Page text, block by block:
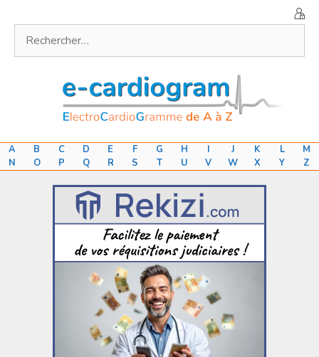
contenu
A B C D E F G H I J K L
M
N
O P Q R S T U V W X Y Z